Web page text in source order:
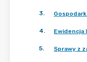
3.
4. Ewidencja
5. Sprawy z